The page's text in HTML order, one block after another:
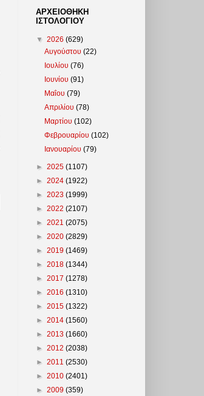
ΑΡΧΕΙΟΘΗΚΗ
ΙΣΤΟΛΟΓΙΟΥ
▼ 2026 (629)
Αυγούστου(22)
Ιουλίου(76)
Ιουνίου(91)
Μαΐου(79)
Απριλίου(78)
Μαρτίου(102)
Φεβρουαρίου(102)
Ιανουαρίου(79)
► 2025 (1107)
► 2024 (1922)
► 2023 (1999)
► 2022 (2107)
► 2021 (2075)
► 2020 (2829)
► 2019 (1469)
► 2018 (1344)
► 2017 (1278)
► 2016 (1310)
► 2015 (1322)
► 2014 (1560)
► 2013 (1660)
► 2012 (2038)
► 2011 (2530)
► 2010 (2401)
► 2009 (359)